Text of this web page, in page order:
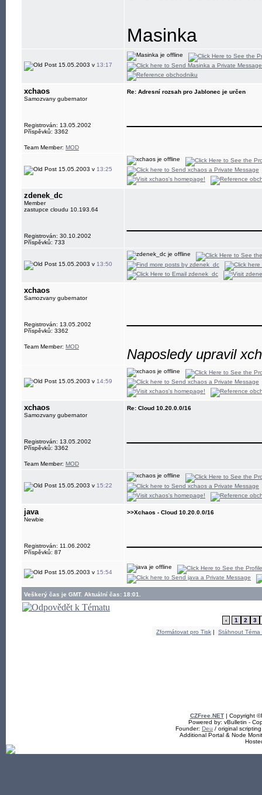
Masinka
15.05.2003 v 13:17
xchaos
Samozvany gubernator
Registrován: 13.05.2002
Příspěvků: 3362
Team Member: MOD
Re: Adresní rozsah pro Jablonec je určen
15.05.2003 v 13:25
zdenek_dc
Member
zastupce cloudu 10.193.64
Registrován: 30.10.2002
Příspěvků: 733
15.05.2003 v 13:50
xchaos
Samozvany gubernator
Registrován: 13.05.2002
Příspěvků: 3362
Team Member: MOD Naposledy upravil
15.05.2003 v 14:59
xchaos
Samozvany gubernator
Registrován: 13.05.2002
Příspěvků: 3362
Team Member: MOD
Re: Cloud 10.20.0.0/16
15.05.2003 v 15:22
java
Newbie
Registrován: 11.06.2002
Příspěvků: 87
>>Xchaos - Cloud 10.20.0.0/16
15.05.2003 v 15:54
Veškerý čas je GMT. Aktuální čas: 18:01.
‹ 1 2
3
Zformátovat pro Tisk | Stáhnout Téma
CZFree.NET| Copyright
Powered by: vBulletin -
Founder: Deu / original
Additional Portal & Node